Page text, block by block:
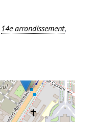
14e arrondissement,